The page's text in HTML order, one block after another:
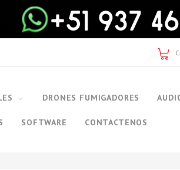
DRONES FUMIGADORES
SOFTWARE CONTACTENOS